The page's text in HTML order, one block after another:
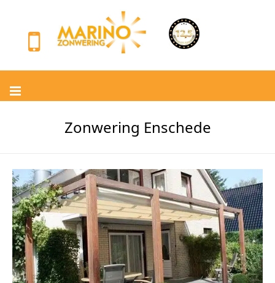
Zonwering Enschede